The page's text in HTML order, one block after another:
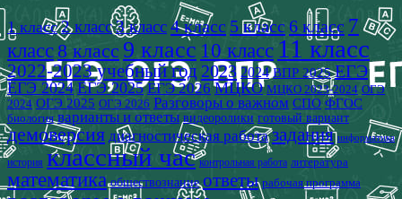
1 класс 2 класс3 класс4 класс 5 класс 6 класс 7
класс8 класс 9 класс 10 класс 11 класс
2022-2023 учебный год 2023 2024 ВПР 2025 ЕГЭ
ЕГЭ 2024 ЕГЭ 2025 ЕГЭ 2026 МЦКО МЦКО 2023-2024 ОГЭ
2024 ОГЭ 2025 ОГЭ 2026 Разговоры о важном СПО ФГОС
биология варианты и ответы видеоролики готовый вариант
демоверсия диагностическая работа задания информатика
история классный час контрольная работа литература
математика обществознание ответы рабочая программа